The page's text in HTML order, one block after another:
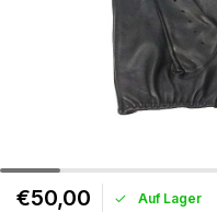
€50,00 Auf Lager